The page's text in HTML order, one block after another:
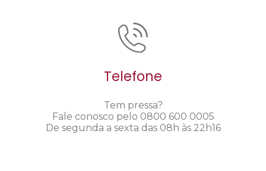
Telefone
Tem pressa?
Fale conosco pelo 0800 600 0005
De segunda a sexta das 08h às 22h16